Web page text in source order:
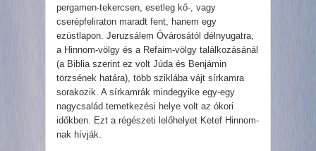
pergamen-tekercsen, esetleg kő-, vagy
cserépfeliraton maradt fent, hanem egy
ezüstlapon. Jeruzsálem Óvárosától délnyugatra,
a Hinnom-völgy és a Refaim-völgy találkozásánál
(a Biblia szerint ez volt Júda és Benjámin
törzsének határa), több sziklába vájt sírkamra
sorakozik. A sírkamrák mindegyike egy-egy
nagycsalád temetkezési helye volt az ókori
időkben. Ezt a régészeti lelőhelyet Ketef Hinnom-
nak hívják.